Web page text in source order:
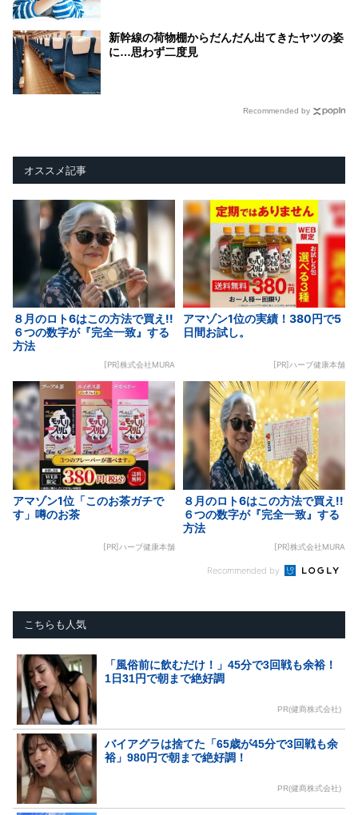
新幹線の荷物棚からだんだん出てきたヤツの姿
に…思わず二度見
Recommended by
オススメ記事
８月のロト6はこの方法で買え!!
６つの数字が『完全一致』する
方法
[PR]株式会社MURA
アマゾン1位の実績！380円で5
日間お試し。
[PR]ハーブ健康本舗
アマゾン1位「このお茶ガチで
す」噂のお茶
[PR]ハーブ健康本舗
８月のロト6はこの方法で買え!!
６つの数字が『完全一致』する
方法
[PR]株式会社MURA
Recommended by
こちらも人気
「風俗前に飲むだけ！」45分で3回戦も余裕！
1日31円で朝まで絶好調
PR(健商株式会社)
バイアグラは捨てた「65歳が45分で3回戦も余
裕」980円で朝まで絶好調！
PR(健商株式会社)